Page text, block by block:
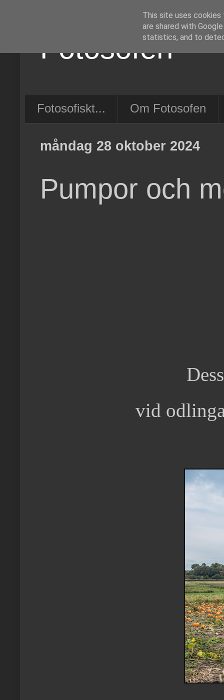
Fotosofen
Fotosofiskt... Om Fotosofen
måndag 28 oktober 2024
Pumpor och
vid
This site uses cookies
are shared with
statistics, and to